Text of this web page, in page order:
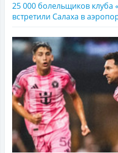
25 000 болельщиков клуба
встретили Салаха в